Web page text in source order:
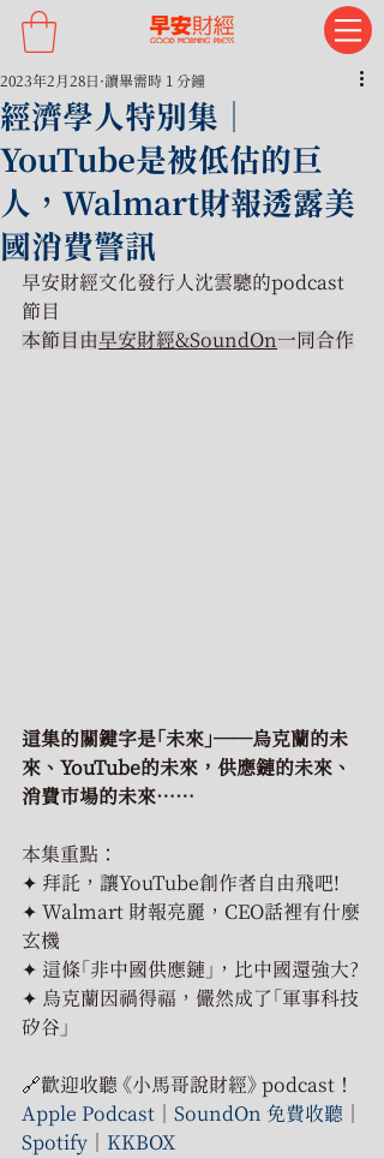
經濟學人特別集｜
YouTube是被低估的巨
人，Walmart財報透露美
國消費警訊
2023年2月28日 讀畢需時 1 分鐘
早安財經文化發行人沈雲驄的podcast
節目
本節目由早安財經&SoundOn一同合作
這集的關鍵字是「未來」──烏克蘭的未
來、YouTube的未來，供應鏈的未來、
消費市場的未來……
本集重點：
✦ 拜託，讓YouTube創作者自由飛吧!
✦ Walmart 財報亮麗，CEO話裡有什麼
玄機
✦ 這條「非中國供應鏈」，比中國還強大?
✦ 烏克蘭因禍得福，儼然成了「軍事科技
矽谷」
🔗歡迎收聽 《小馬哥說財經》 podcast！
Apple Podcast
SoundOn 免費收聽
Spotify
KKBOX